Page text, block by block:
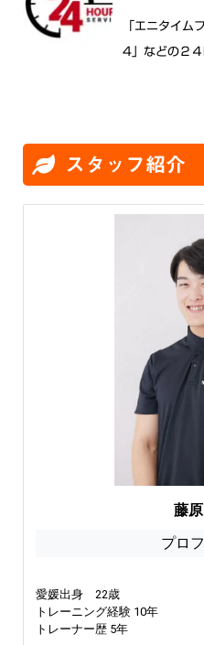
「エニタイム
4」などの２
スタッフ紹介
藤
プロ
愛媛出身 22歳
トレーニング経験 10年
トレーナー歴 5年